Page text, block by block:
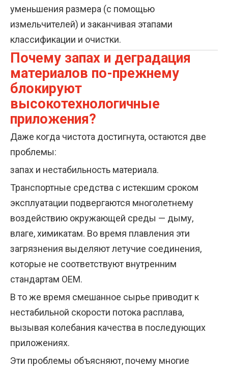
уменьшения размера (с помощью
измельчителей) и заканчивая этапами
классификации и очистки.
Почему запах и деградация
материалов по-прежнему
блокируют
высокотехнологичные
приложения?
Даже когда чистота достигнута, остаются две
проблемы:
запах и нестабильность материала.
Транспортные средства с истекшим сроком
эксплуатации подвергаются многолетнему
воздействию окружающей среды — дыму,
влаге, химикатам. Во время плавления эти
загрязнения выделяют летучие соединения,
которые не соответствуют внутренним
стандартам OEM.
В то же время смешанное сырье приводит к
нестабильной скорости потока расплава,
вызывая колебания качества в последующих
приложениях.
Эти проблемы объясняют, почему многие